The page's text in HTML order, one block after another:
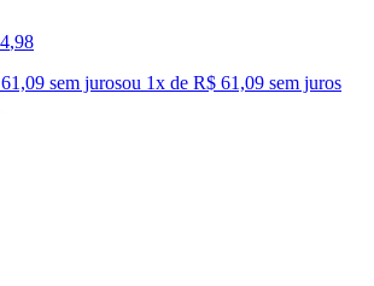
,98
sem jurosou 1x de R$ 61,09 sem juros